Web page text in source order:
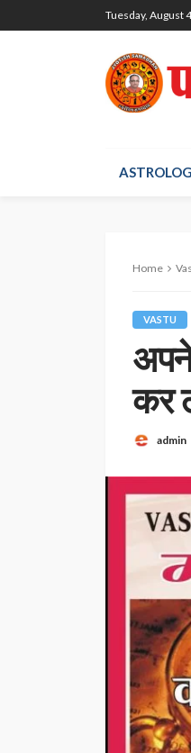
Tuesday, August
Home
VASTU
कर
admin